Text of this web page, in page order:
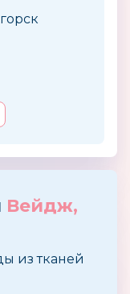
Вейдж,
из тканей